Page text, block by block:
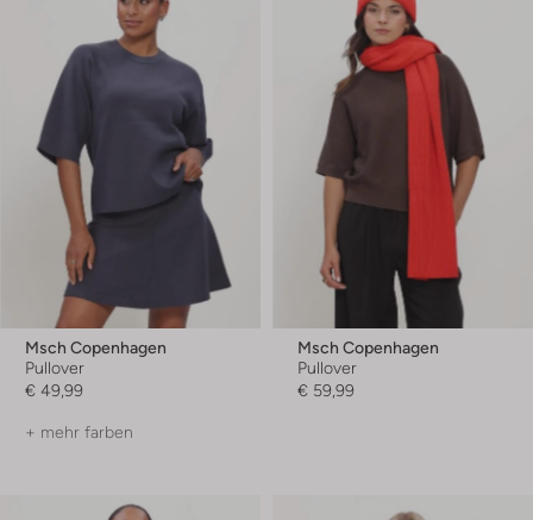
Msch Copenhagen
Pullover
€ 49,99
+ mehr farben
Msch Copenhagen
Pullover
€ 59,99